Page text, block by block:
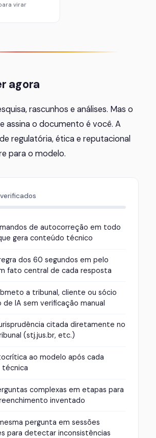
virar
agora
rascunhos e análises. Mas o
assina o documento é você. A
regulatória, ética e reputacional
para o modelo.
de autocorreção em todo
gera conteúdo técnico
dos 60 segundos em pelo
fato central de cada resposta
a tribunal, cliente ou sócio
IA sem verificação manual
citada diretamente no
(stj.jus.br, etc.)
ao modelo após cada
técnica
complexas em etapas para
inventado
pergunta em sessões
para detectar inconsistências